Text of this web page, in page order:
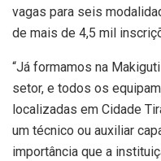
vagas para seis
de mais de 4,5 mil
“Já formamos na
setor, e todos os
localizadas em Cidade
um técnico ou auxiliar
importância que a